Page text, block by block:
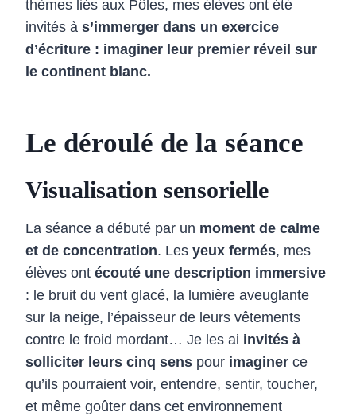
thèmes liés aux Pôles, mes élèves ont été
invités à s’immerger dans un exercice
d’écriture : imaginer leur premier réveil sur
le continent blanc.
Le déroulé de la séance
Visualisation sensorielle
La séance a débuté par un moment de calme
et de concentration. Les yeux fermés, mes
élèves ont écouté une description immersive
: le bruit du vent glacé, la lumière aveuglante
sur la neige, l’épaisseur de leurs vêtements
contre le froid mordant… Je les ai invités à
solliciter leurs cinq sens pour imaginer ce
qu’ils pourraient voir, entendre, sentir, toucher,
et même goûter dans cet environnement